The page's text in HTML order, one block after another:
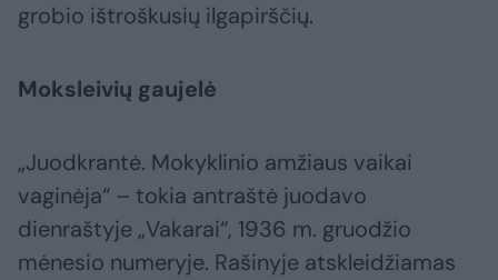
grobio ištroškusių ilgapirščių.
Moksleivių gaujelė
„Juodkrantė. Mokyklinio amžiaus vaikai
vaginėja“ – tokia antraštė juodavo
dienraštyje „Vakarai“, 1936 m. gruodžio
mėnesio numeryje. Rašinyje atskleidžiamas